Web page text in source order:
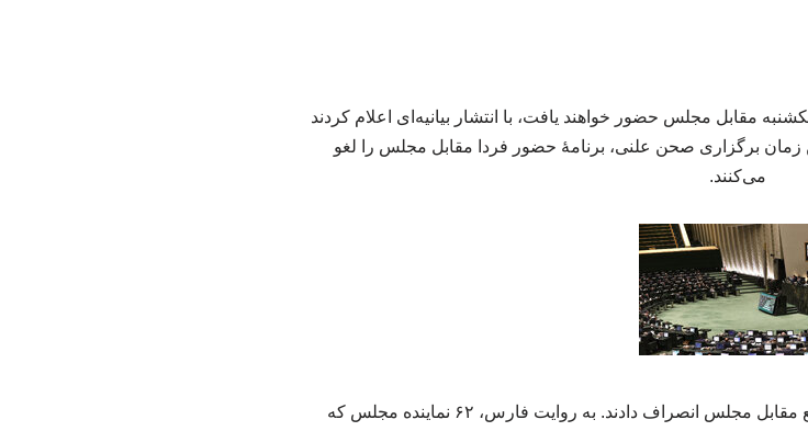
مقابل مجلس حضور خواهند یافت، با انتشار بیانیه‌ای اعلام کردند
برگزاری صحن علنی، برنامۀ حضور فردا مقابل مجلس را لغو
می‌کنند.
به گزارش خبرگزای خبرآنلاین، ۶۲ نماینده از تجمع مقابل مجلس انصراف دادند. به روایت فارس، ۶۲ نماینده مجلس که